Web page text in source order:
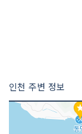
인천 주변 정보